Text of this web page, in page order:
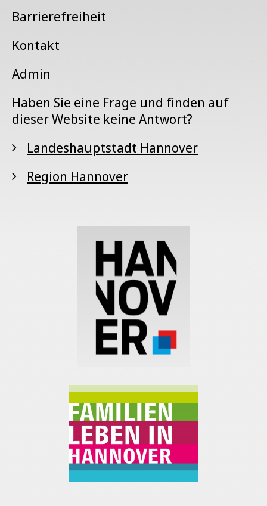
Barrierefreiheit
Kontakt
Admin
Haben Sie eine Frage und finden auf
dieser Website keine Antwort?
Landeshauptstadt Hannover
Region Hannover